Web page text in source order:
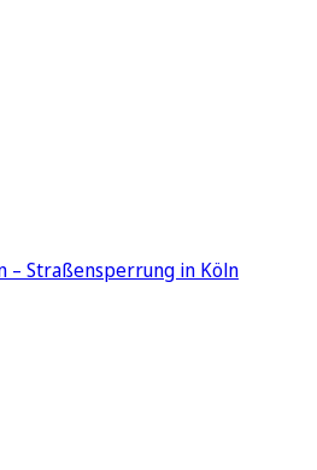
– Straßensperrung in Köln